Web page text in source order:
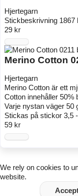
Hjertegarn
Stickbeskrivning 1867
29 kr
Merino Cotton
Hjertegarn
Merino Cotton är ett
Cotton innehåller 50%
Varje nystan väger 50
Stickas på stickor 3,5
59 kr
We rely on cookies to
website.